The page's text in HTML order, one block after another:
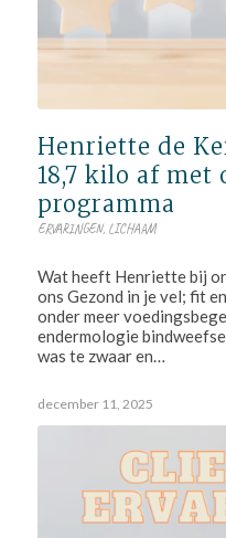
Henriette de
18,7 kilo af met
programma
ERVARINGEN, LICHAAM
Wat heeft Henriette bij
ons Gezond in je vel; fit
onder meer
endermologie
was te zwaar en…
december 11, 2025